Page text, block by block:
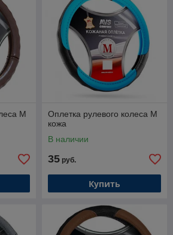
M
Оплетка рулевого колеса M
кожа
В наличии
35 руб.
Купить